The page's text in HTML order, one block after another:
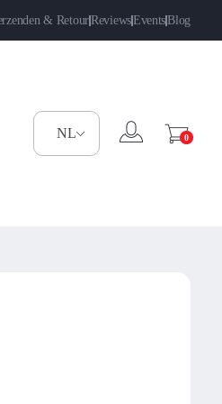
& RetourReviewsEventsBlog
0